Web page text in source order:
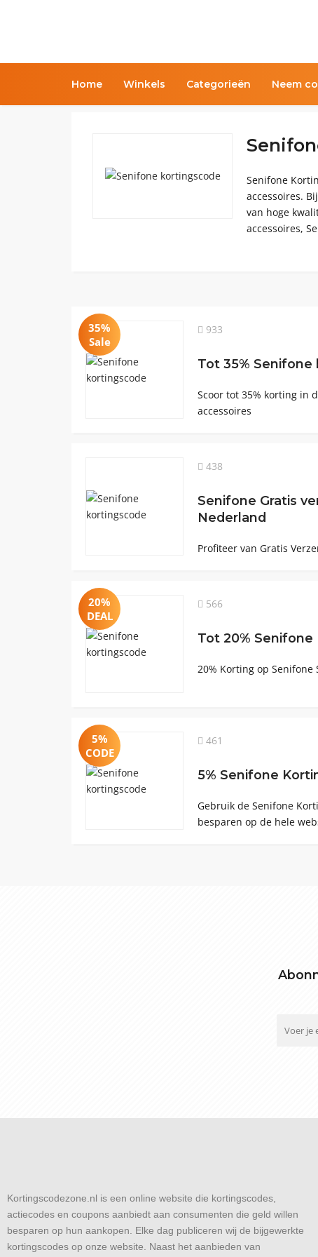
Home Winkels Categorieën Neem
Senifone
accessoires.
van hoge
accessoires,
35%
Sale
933
Tot 35% Senifone
Scoor tot 35% korting in
accessoires
438
Senifone Gratis
Nederland
Profiteer van Gratis
20%
DEAL
566
Tot 20% Senifone
20% Korting op Senifone
5%
CODE
461
5% Senifone
Gebruik de Senifone
besparen op de hele
Kortingscodezone.nl is een online website die kortingscodes,
actiecodes en coupons aanbiedt aan consumenten die geld willen
besparen op hun aankopen. Elke dag publiceren wij de bijgewerkte
kortingscodes op onze website. Naast het aanbieden van